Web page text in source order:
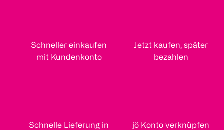
Schneller einkaufen
mit Kundenkonto
Jetzt kaufen, später
bezahlen
Schnelle Lieferung in
jö Konto verknüpfen